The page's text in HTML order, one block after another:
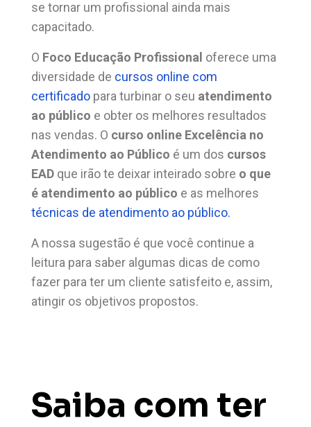
se tornar um profissional ainda mais
capacitado.
O Foco Educação Profissional oferece uma
diversidade de cursos online com
certificado para turbinar o seu atendimento
ao público e obter os melhores resultados
nas vendas. O curso online Excelência no
Atendimento ao Público é um dos cursos
EAD que irão te deixar inteirado sobre o que
é atendimento ao público e as melhores
técnicas de atendimento ao público.
A nossa sugestão é que você continue a
leitura para saber algumas dicas de como
fazer para ter um cliente satisfeito e, assim,
atingir os objetivos propostos.
Saiba com ter